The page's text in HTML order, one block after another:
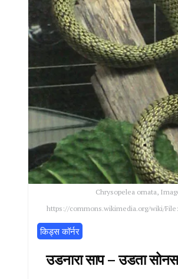
Chrysopelea ornata,
https://commons.wikimedia.org/wiki/
किड्स कॉर्नर
उडनारा साप – उडता